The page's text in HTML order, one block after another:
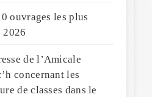
ouvrages les plus
2026
de l’Amicale
concernant les
de classes dans le